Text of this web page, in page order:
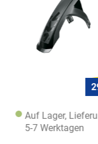
Auf Lager,
5-7 Werktagen